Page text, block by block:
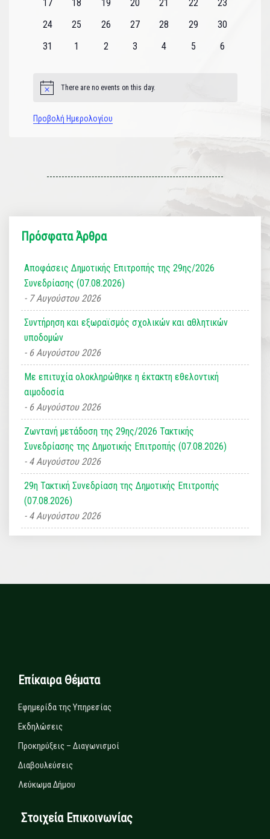
17 18 19 20 21 22
23
0
24
0
25
0
26
0
27
0
28
0
29
0
30
0
31
0
1
0
2
0
3
0
4
0
5
0
6
Notice There are no events on this day.
Προβολή Ημερολογίου
Πρόσφατα Άρθρα
Αποφάσεις Δημοτικής Επιτροπής της 29ης/2026
Συνεδρίασης (07.08.2026)
7 Αυγούστου 2026
Συντήρηση και εξωραϊσμός σχολικών και αθλητικών
υποδομών
6 Αυγούστου 2026
Με επιτυχία ολοκληρώθηκε η έκτακτη εθελοντική
αιμοδοσία
6 Αυγούστου 2026
Ζωντανή μετάδοση της 29ης/2026 Τακτικής
Συνεδρίασης της Δημοτικής Επιτροπής (07.08.2026)
4 Αυγούστου 2026
29η Τακτική Συνεδρίαση της Δημοτικής Επιτροπής
(07.08.2026)
4 Αυγούστου 2026
Επίκαιρα Θέματα
Εφημερίδα της Υπηρεσίας
Εκδηλώσεις
Προκηρύξεις – Διαγωνισμοί
Διαβουλεύσεις
Λεύκωμα Δήμου
Στοιχεία Επικοινωνίας